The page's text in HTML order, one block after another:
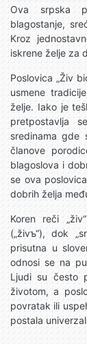
Ova srpska
blagostanje,
Kroz
iskrene želje za
Poslovica „Živ
usmene
želje. Iako je
pretpostavlja
sredinama gde
članove
blagoslova i
se ova
dobrih želja
Koren reči
(„živъ“), dok
prisutna u
odnosi se na
Ljudi su često
životom, a
povratak ili
postala